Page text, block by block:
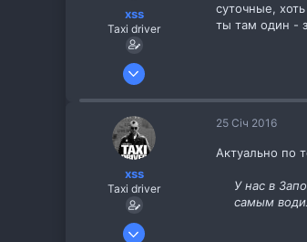
xss
Taxi driver
26 Жов 2013
суточные,
ты там один -
xss
Taxi driver
26 Жов 2013
25 Січ 2016
Актуально по
У нас в
самым